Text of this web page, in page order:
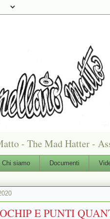
- The Mad Hatter -
Chi siamo Documenti
E PUNTI